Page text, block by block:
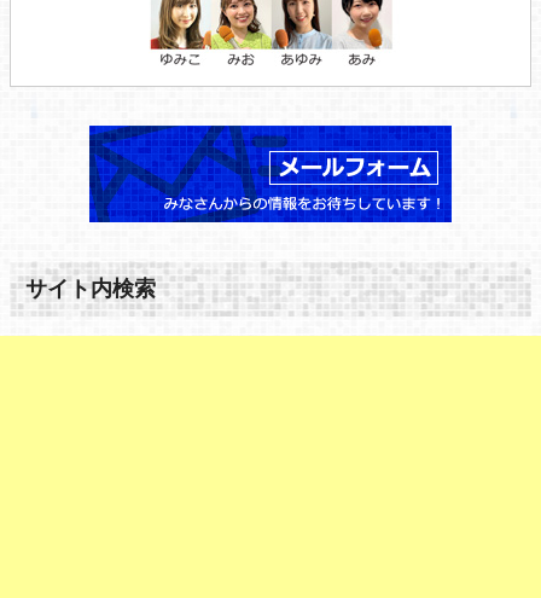
サイト内検索